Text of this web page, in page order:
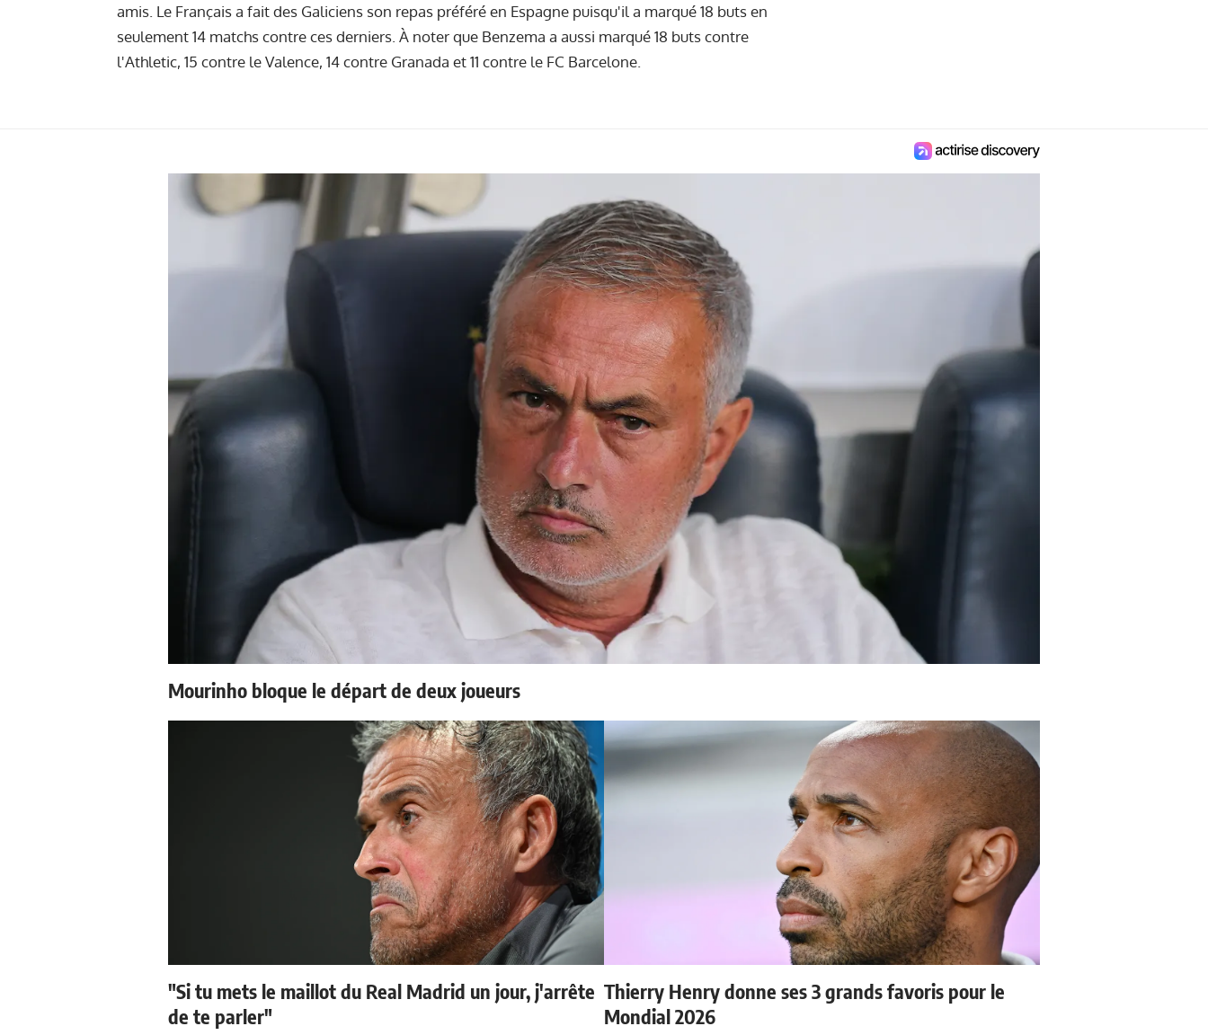
amis. Le Français a fait des Galiciens son repas préféré en Espagne puisqu'il a marqué 18 buts en
seulement 14 matchs contre ces derniers. À noter que Benzema a aussi marqué 18 buts contre
l'Athletic, 15 contre le Valence, 14 contre Granada et 11 contre le FC Barcelone.
Mourinho bloque le départ de deux joueurs
"Si tu mets le maillot du Real Madrid un jour, j'arrête
de te parler"
Thierry Henry donne ses 3 grands favoris pour le
Mondial 2026